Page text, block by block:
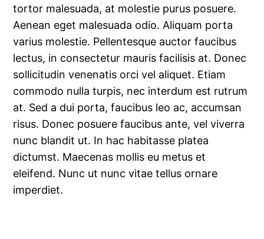
tortor malesuada, at molestie purus posuere.
Aenean eget malesuada odio. Aliquam porta
varius molestie. Pellentesque auctor faucibus
lectus, in consectetur mauris facilisis at. Donec
sollicitudin venenatis orci vel aliquet. Etiam
commodo nulla turpis, nec interdum est rutrum
at. Sed a dui porta, faucibus leo ac, accumsan
risus. Donec posuere faucibus ante, vel viverra
nunc blandit ut. In hac habitasse platea
dictumst. Maecenas mollis eu metus et
eleifend. Nunc ut nunc vitae tellus ornare
imperdiet.